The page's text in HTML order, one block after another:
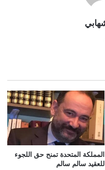
المملكة المتحدة تمنح حق اللجوء
للعقيد سالم سالم